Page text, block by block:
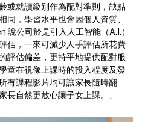
或就讀級別作為配對準則，缺點
同，學習水平也會因個人資質、
說公司於是引入人工智能（A.I.）
估，一來可減少人手評估所花費
評估偏差，更持平地提供配對服
童在視像上課時的投入程度及發
有課程影片均可讓家長隨時翻
長自然更放心讓子女上課。」